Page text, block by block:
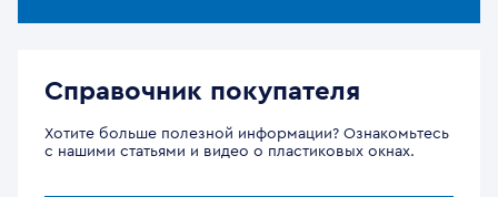
Справочник покупателя
Хотите больше полезной информации? Ознакомьтесь
с нашими статьями и видео о пластиковых окнах.